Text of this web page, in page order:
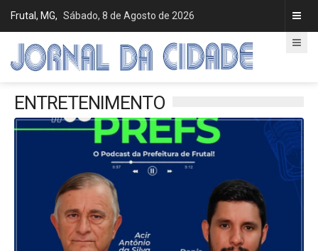
Frutal, MG, Sábado, 8 de Agosto de 2026
ENTRETENIMENTO